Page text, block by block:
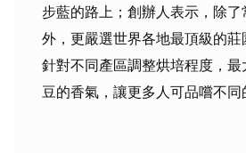
步藍的路上；創辦人表示，除了
外，更嚴選世界各地最頂級的
針對不同產區調整烘培程度，
豆的香氣，讓更多人可品嚐不同